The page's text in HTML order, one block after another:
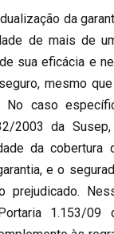
da
de mais de
sua eficácia e
mesmo
No caso
2003 da
da cobertura
e o
prejudicado.
1.153/09